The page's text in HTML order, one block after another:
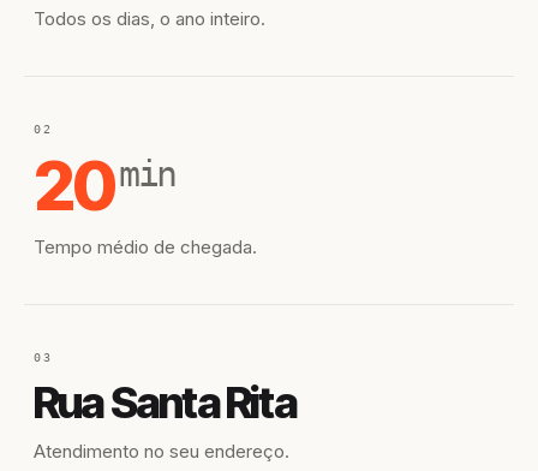
Todos os dias, o ano inteiro.
02
20min
Tempo médio de chegada.
03
Rua Santa Rita
Atendimento no seu endereço.